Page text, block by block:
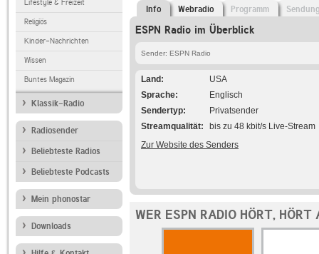
Lifestyle & Freizeit
Religiös
Kinder-Nachrichten
Wissen
Buntes Magazin
Klassik-Radio
Radiosender
Beliebteste Radios
Beliebteste Podcasts
Mein phonostar
Downloads
Info Webradio Programm
ESPN Radio im Überblick
Sender: ESPN Radio
Land
USA
Sprache
Englisch
Sendertyp
Privatsender
Streamqualität
bis zu 48 kbit/s Live-Stream
Zur Website des Senders
WER ESPN RADIO HÖRT, HÖRT